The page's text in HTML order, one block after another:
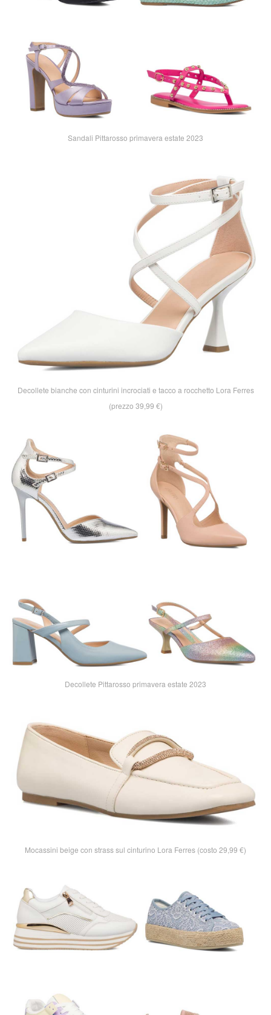
Sandali Pittarosso primavera estate 2023
Decollete bianche con cinturini incrociati e tacco a rocchetto Lora Ferres
(prezzo 39,99 €)
Decollete Pittarosso primavera estate 2023
Mocassini beige con strass sul cinturino Lora Ferres (costo 29,99 €)